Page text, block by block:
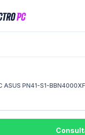
ASUS PN41-S1-